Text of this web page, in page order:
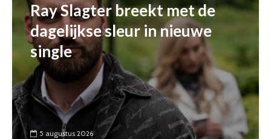
Ray Slagter breekt met de
dagelijkse sleur in nieuwe
single
5 augustus 2026